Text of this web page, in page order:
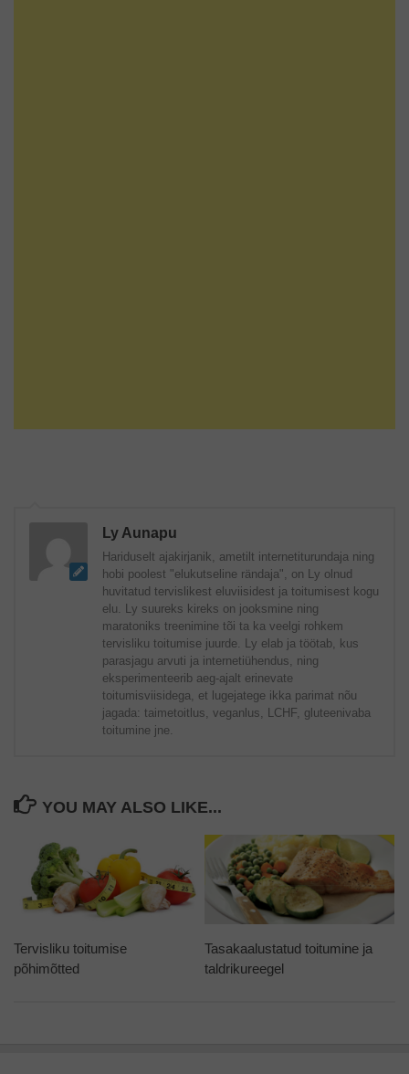
Ly Aunapu
Hariduselt ajakirjanik, ametilt internetiturundaja ning
hobi poolest "elukutseline rändaja", on Ly olnud
huvitatud tervislikest eluviisidest ja toitumisest kogu
elu. Ly suureks kireks on jooksmine ning
maratoniks treenimine tõi ta ka veelgi rohkem
tervisliku toitumise juurde. Ly elab ja töötab, kus
parasjagu arvuti ja internetiühendus, ning
eksperimenteerib aeg-ajalt erinevate
toitumisviisidega, et lugejatege ikka parimat nõu
jagada: taimetoitlus, veganlus, LCHF, gluteenivaba
toitumine jne.
YOU MAY ALSO LIKE...
Tervisliku toitumise
põhimõtted
Tasakaalustatud toitumine ja
taldrikureegel